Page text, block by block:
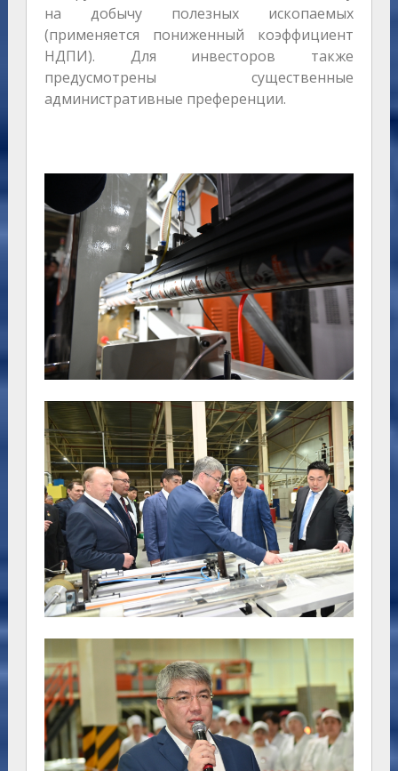
на добычу полезных ископаемых
(применяется пониженный коэффициент
НДПИ). Для инвесторов также
предусмотрены существенные
административные преференции.